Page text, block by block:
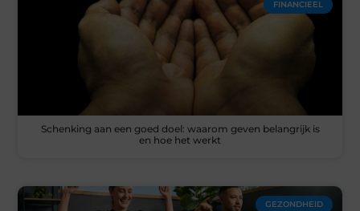
FINANCIEEL
Schenking aan een goed doel: waarom geven belangrijk is
en hoe het werkt
GEZONDHEID